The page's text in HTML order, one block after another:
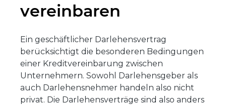
vereinbaren
Ein geschäftlicher Darlehensvertrag
berücksichtigt die besonderen Bedingungen
einer Kreditvereinbarung zwischen
Unternehmern. Sowohl Darlehensgeber als
auch Darlehensnehmer handeln also nicht
privat. Die Darlehensverträge sind also anders